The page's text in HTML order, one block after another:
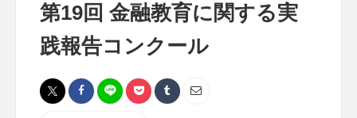
第19回 金融教育に関する実
践報告コンクール